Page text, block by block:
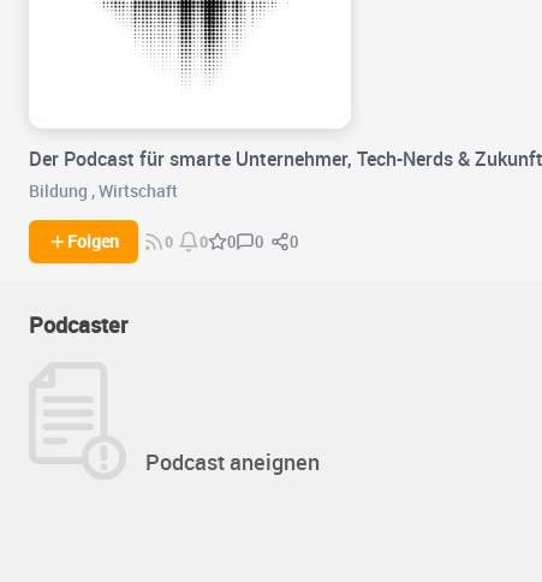
Der Podcast für smarte Unternehmer, Tech-Nerds &
Bildung ,Wirtschaft
Folgen 0 0 0 0 0
Podcaster
Podcast aneignen